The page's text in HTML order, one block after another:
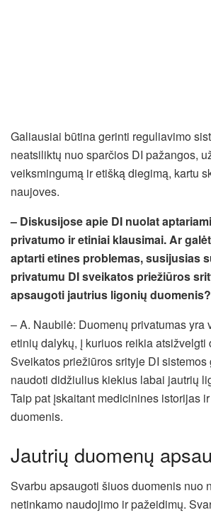
Galiausiai būtina gerinti reguliavimo
neatsiliktų nuo sparčios DI pažangos,
veiksmingumą ir etišką diegimą, kartu
naujoves.
– Diskusijose apie DI nuolat
privatumo ir etiniai klausimai. Ar
aptarti etines problemas, susijusias
privatumu DI sveikatos priežiūros
apsaugoti jautrius ligonių duomenis?
– A. Naubilė: Duomenų privatumas yra
etinių dalykų, į kuriuos reikia atsižvelgti
Sveikatos priežiūros srityje DI
naudoti didžiulius kiekius labai jautrių
Taip pat įskaitant medicinines istorijas
duomenis.
Jautrių duomenų
Svarbu apsaugoti šiuos duomenis nuo
netinkamo naudojimo ir pažeidimų.